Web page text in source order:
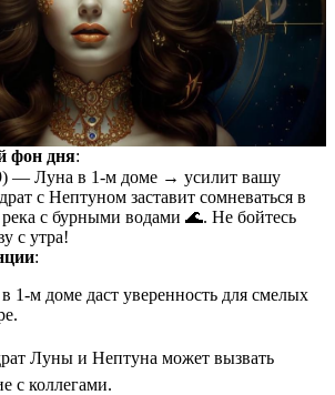
фон дня:
— Луна в 1-м доме → усилит вашу
с Нептуном заставит сомневаться в
с бурными водами 🌊. Не бойтесь
с утра!
:
1-м доме даст уверенность для смелых
Луны и Нептуна может вызвать
с коллегами.